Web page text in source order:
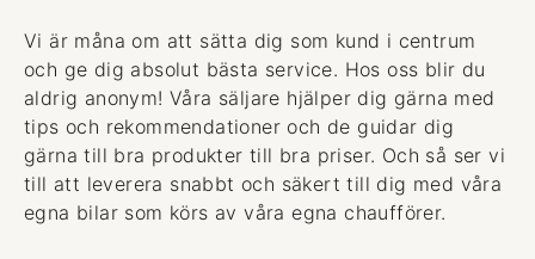
Vi är måna om att sätta dig som kund i centrum
och ge dig absolut bästa service. Hos oss blir du
aldrig anonym! Våra säljare hjälper dig gärna med
tips och rekommendationer och de guidar dig
gärna till bra produkter till bra priser. Och så ser vi
till att leverera snabbt och säkert till dig med våra
egna bilar som körs av våra egna chaufförer.